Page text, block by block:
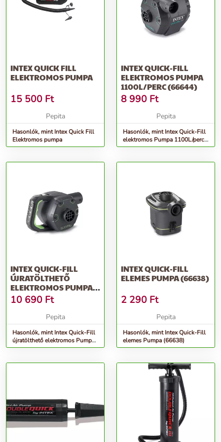
INTEX QUICK FILL
ELEKTROMOS PUMPA
15 500 Ft
Pepita
Hasonlók, mint Intex Quick Fill
Elektromos pumpa
INTEX QUICK-FILL
ELEKTROMOS PUMPA
1100L/PERC (66644)
8 990 Ft
Pepita
Hasonlók, mint Intex Quick-Fill
elektromos Pumpa 1100L/perc
(66644)
INTEX QUICK-FILL
ÚJRATÖLTHETŐ
ELEKTROMOS PUMPA
230V (66642)
10 690 Ft
Pepita
Hasonlók, mint Intex Quick-Fill
újratölthető elektromos Pumpa
230V (66642)
INTEX QUICK-FILL
ELEMES PUMPA (66638)
2 290 Ft
Pepita
Hasonlók, mint Intex Quick-Fill
elemes Pumpa (66638)